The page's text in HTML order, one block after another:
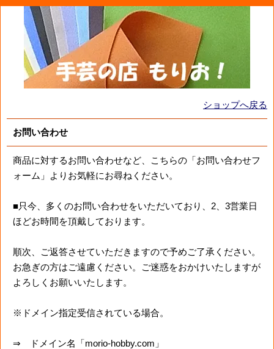
ショップへ戻る
お問い合わせ
商品に対するお問い合わせなど、こちらの「お問い合わせフ
ォーム」よりお気軽にお尋ねください。
■只今、多くのお問い合わせをいただいており、2、3営業日
ほどお時間を頂戴しております。
順次、ご返答させていただきますので予めご了承ください。
お急ぎの方はご遠慮ください。ご迷惑をおかけいたしますが
よろしくお願いいたします。
※ドメイン指定受信されている場合。
⇒ ドメイン名「morio-hobby.com」